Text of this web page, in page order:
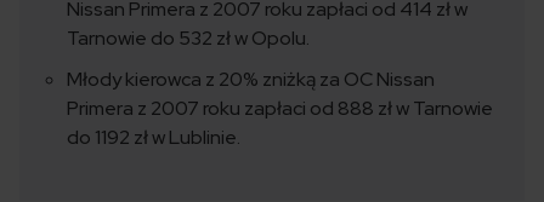
Nissan Primera z 2007 roku zapłaci od 414 zł w
Tarnowie do 532 zł w Opolu.
Młody kierowca z 20% zniżką za OC Nissan
Primera z 2007 roku zapłaci od 888 zł w Tarnowie
do 1192 zł w Lublinie.